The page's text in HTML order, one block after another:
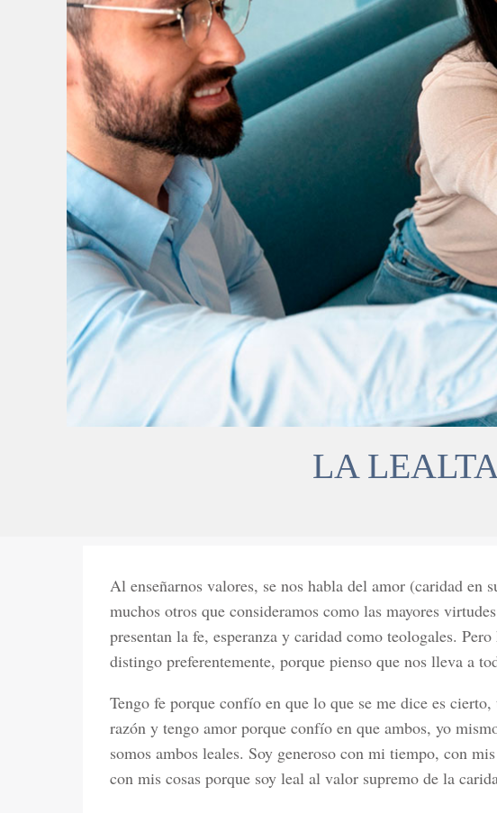
LA
Al enseñarnos valores, se nos habla del amor (caridad en
muchos otros que consideramos como las mayores
presentan la fe, esperanza y caridad como teologales.
distingo preferentemente, porque pienso que nos lleva a
Tengo fe porque confío en que lo que se me dice es
razón y tengo amor porque confío en que ambos, yo
somos ambos leales. Soy generoso con mi tiempo, con
con mis cosas porque soy leal al valor supremo de la